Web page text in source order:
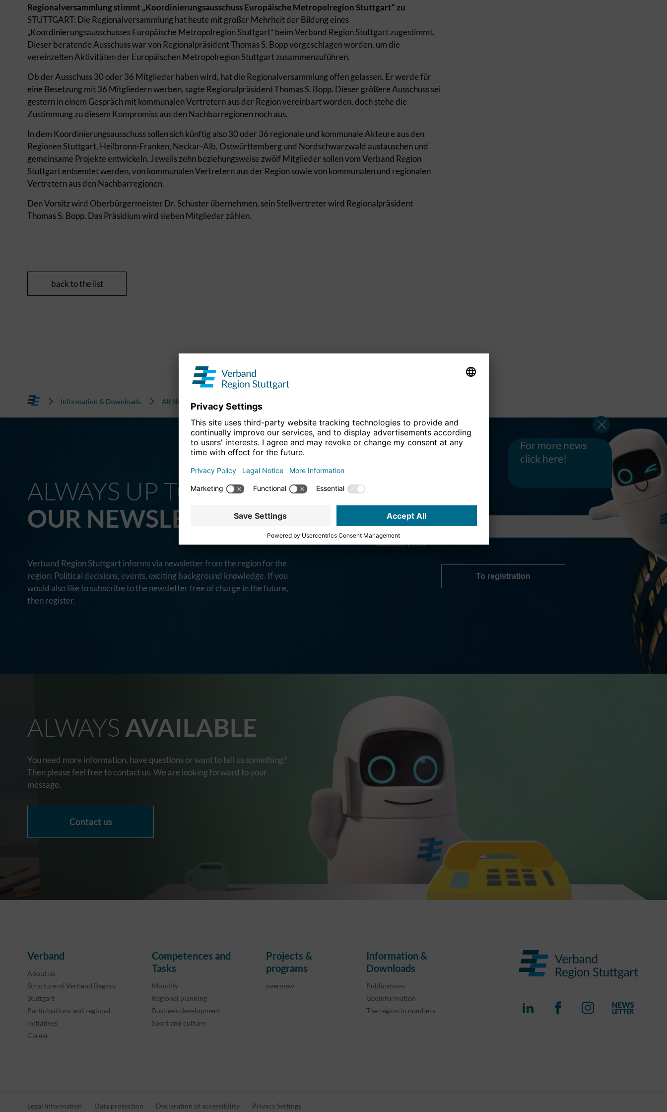
Regionalversammlung stimmt „Koordinierungsausschuss Europäische Metropolregion Stuttgart“ zu
STUTTGART: Die Regionalversammlung hat heute mit großer Mehrheit der Bildung eines
„Koordinierungsausschusses Europäische Metropolregion Stuttgart“ beim Verband Region Stuttgart zugestimmt.
Dieser beratende Ausschuss war von Regionalpräsident Thomas S. Bopp vorgeschlagen worden, um die
vereinzelten Aktivitäten der Europäischen Metropolregion Stuttgart zusammenzuführen.
Ob der Ausschuss 30 oder 36 Mitglieder haben wird, hat die Regionalversammlung offen gelassen. Er werde für
eine Besetzung mit 36 Mitgliedern werben, sagte Regionalpräsident Thomas S. Bopp. Dieser größere Ausschuss sei
gestern in einem Gespräch mit kommunalen Vertretern aus der Region vereinbart worden, doch stehe die
Zustimmung zu diesem Kompromiss aus den Nachbarregionen noch aus.
In dem Koordinierungsausschuss sollen sich künftig also 30 oder 36 regionale und kommunale Akteure aus den
Regionen Stuttgart, Heilbronn-Franken, Neckar-Alb, Ostwürttemberg und Nordschwarzwald austauschen und
gemeinsame Projekte entwickeln. Jeweils zehn beziehungsweise zwölf Mitglieder sollen vom Verband Region
Stuttgart entsendet werden, von kommunalen Vertretern aus der Region sowie von kommunalen und regionalen
Vertretern aus den Nachbarregionen.
Den Vorsitz wird Oberbürgermeister Dr. Schuster übernehmen, sein Stellvertreter wird Regionalpräsident
Thomas S. Bopp. Das Präsidium wird sieben Mitglieder zählen.
back to the list
For more news
click here!
Information & Downloads All News
ALWAYS UP TO DATE
OUR NEWSLETTER
Verband Region Stuttgart informs via newsletter from the region for the
region: Political decisions, events, exciting background knowledge. If you
would also like to subscribe to the newsletter free of charge in the future,
then register.
e-mail address *
* = mandatory field
To registration
ALWAYS AVAILABLE
You need more information, have questions or want to tell us something?
Then please feel free to contact us. We are looking forward to your
message.
Contact us
Verband
About us
Structure of Verband Region
Stuttgart
Participations and regional
initiatives
Career
Competences and
Tasks
Mobility
Regional planning
Business development
Sport and culture
Projects &
programs
overview
Information &
Downloads
Publications
Geoinformation
The region in numbers
Legal Information Data protection Declaration of accessibility Privacy Settings